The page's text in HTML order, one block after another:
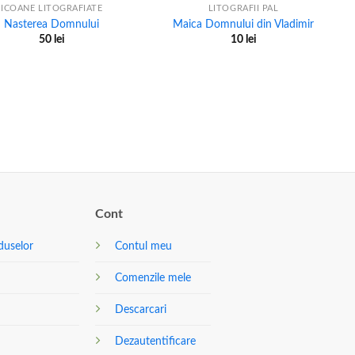
ICOANE LITOGRAFIATE
Nasterea Domnului
50 lei
LITOGRAFII PAL
Maica Domnului din Vladimir
10 lei
Cont
Contul meu
Comenzile mele
Descarcari
Dezautentificare